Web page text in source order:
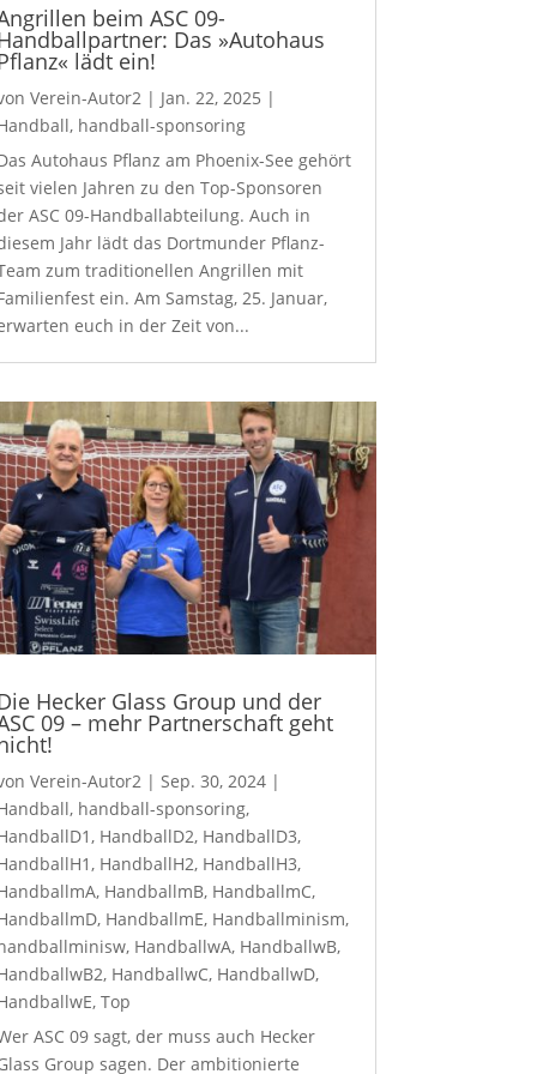
beim ASC 09-
Das »Autohaus
lädt ein!
Verein-Autor2| Jan. 22, 2025 |
, handball-sponsoring
Autohaus Pflanz am Phoenix-See gehört
vielen Jahren zu den Top-Sponsoren
ASC 09-Handballabteilung. Auch in
Jahr lädt das Dortmunder Pflanz-
zum traditionellen Angrillen mit
ein. Am Samstag, 25. Januar,
euch in der Zeit von...
Hecker Glass Group und der
09 – mehr Partnerschaft geht
Verein-Autor2 | Sep. 30, 2024|
, handball-sponsoring,
, HandballD2, HandballD3,
, HandballH2, HandballH3,
, HandballmB, HandballmC,
, HandballmE, Handballminism,
, HandballwA, HandballwB,
, HandballwC, HandballwD,
, Top
ASC 09 sagt, der muss auch Hecker
Group sagen. Der ambitionierte